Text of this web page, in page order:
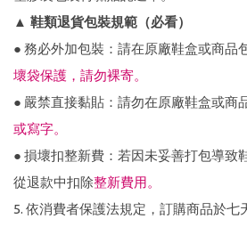
▲ 鞋類退貨包裝規範（必看）
● 務必外加包裝：請在原廠鞋盒或商品
壞袋保護，請勿裸寄。
● 嚴禁直接黏貼：請勿在原廠鞋盒或商
或寫字。
● 損壞扣整新費：若因未妥善打包導致
從退款中扣除整新費用。
5. 依消費者保護法規定，訂購商品於七